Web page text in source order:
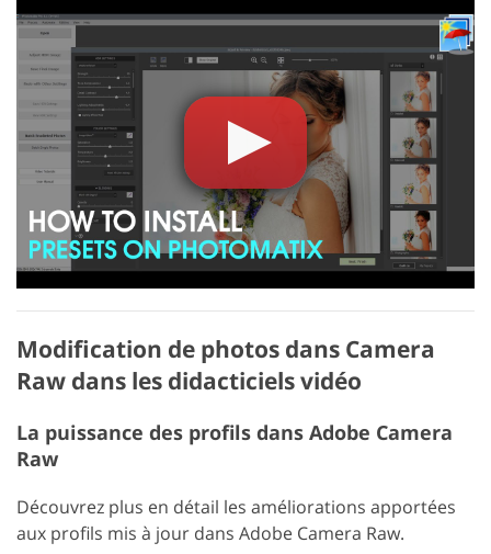
Modification de photos dans Camera
Raw dans les didacticiels vidéo
La puissance des profils dans Adobe Camera
Raw
Découvrez plus en détail les améliorations apportées
aux profils mis à jour dans Adobe Camera Raw.